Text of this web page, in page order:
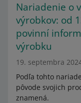
Nariadenie o
výrobkov: od
povinní
výrobku
19. septembra
Podľa tohto
pôvode svojich
znamená.